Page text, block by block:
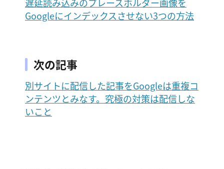
Googleにインデックスさせない3つの方法
次の記事
別サイトに配信した記事をGoogleは重複コ
ンテンツとみなす。究極の対策は配信しな
いこと